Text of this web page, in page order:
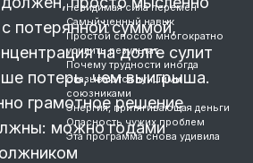
потерянной суммой,
на долге сулит
потерь, чем выигрыша.
грамотное решение
можно годами
Невидимая сила перемен
Самый ценный навык
Простой способ многократно
усилить результат
Почему трудности иногда
оказываются лучшими
союзниками
Энергия, притягивающая деньги
Опасность чужих проблем
Эта программа снова удивила